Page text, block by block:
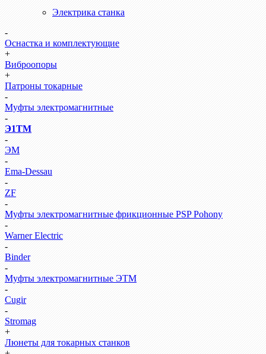
Электрика станка
-
Оснастка и комплектующие
+
Виброопоры
+
Патроны токарные
-
Муфты электромагнитные
-
Э1ТМ
-
ЭМ
-
Ema-Dessau
-
ZF
-
Муфты электромагнитные фрикционные PSP Pohony
-
Warner Electric
-
Binder
-
Муфты электромагнитные ЭТМ
-
Cugir
-
Stromag
+
Люнеты для токарных станков